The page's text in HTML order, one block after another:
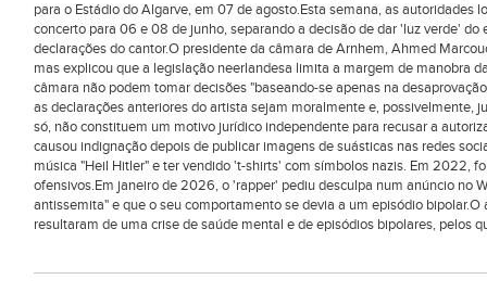
para o Estádio do Algarve, em 07 de agosto.Esta semana, as autoridades
concerto para 06 e 08 de junho, separando a decisão de dar 'luz verde'
declarações do cantor.O presidente da câmara de Arnhem, Ahmed
mas explicou que a legislação neerlandesa limita a margem de manobra
câmara não podem tomar decisões "baseando-se apenas na
as declarações anteriores do artista sejam moralmente e, possivelmente,
só, não constituem um motivo jurídico independente para recusar a
causou indignação depois de publicar imagens de suásticas nas redes
música "Heil Hitler" e ter vendido 't-shirts' com símbolos nazis. Em 2022,
ofensivos.Em janeiro de 2026, o 'rapper' pediu desculpa num anúncio no
antissemita" e que o seu comportamento se devia a um episódio
resultaram de uma crise de saúde mental e de episódios bipolares,